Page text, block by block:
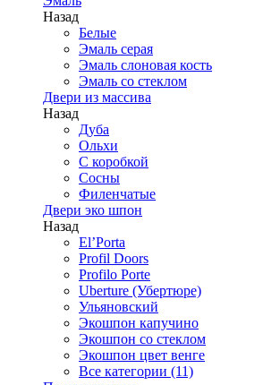
Назад
Белые
Эмаль серая
Эмаль слоновая кость
Эмаль со стеклом
Двери из массива
Назад
Дуба
Ольхи
С коробкой
Сосны
Филенчатые
Двери эко шпон
Назад
El’Porta
Profil Doors
Profilo Porte
Uberture (Убертюре)
Ульяновский
Экошпон капучино
Экошпон со стеклом
Экошпон цвет венге
Все категории (11)